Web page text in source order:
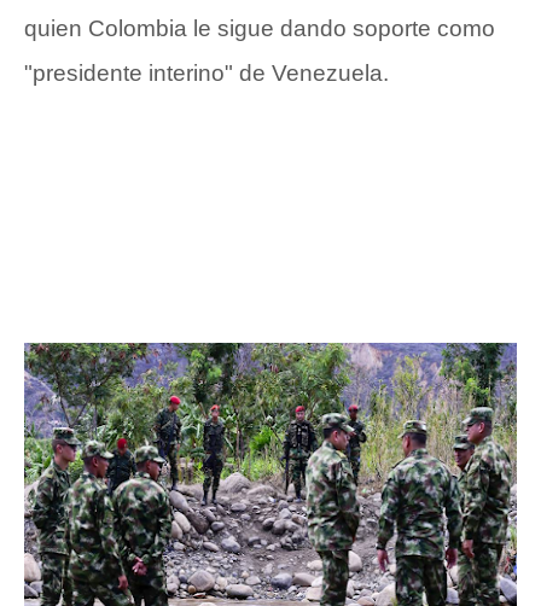
quien Colombia le sigue dando soporte como
"presidente interino" de Venezuela.